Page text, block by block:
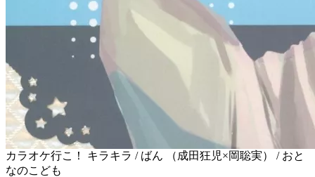
カラオケ行こ！ キラキラ / ばん （成田狂児×岡聡実） / おと
なのこども